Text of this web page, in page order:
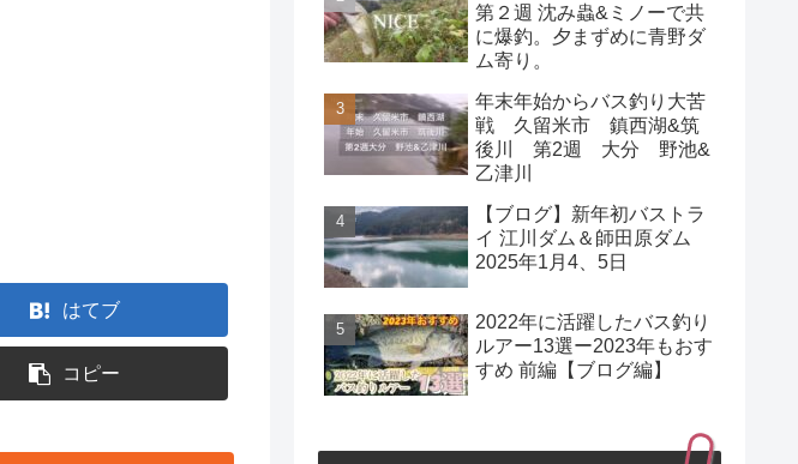
はてブ
コピー
第２週 沈み蟲&ミノーで共
に爆釣。夕まずめに青野ダ
ム寄り。
年末年始からバス釣り大苦
戦 久留米市 鎮西湖&筑
後川 第2週 大分 野池&
乙津川
【ブログ】新年初バストラ
イ 江川ダム＆師田原ダム
2025年1月4、5日
2022年に活躍したバス釣り
ルアー13選ー2023年もおす
すめ 前編【ブログ編】